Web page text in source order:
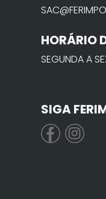
HORÁRIO
SEGUNDA A
SIGA